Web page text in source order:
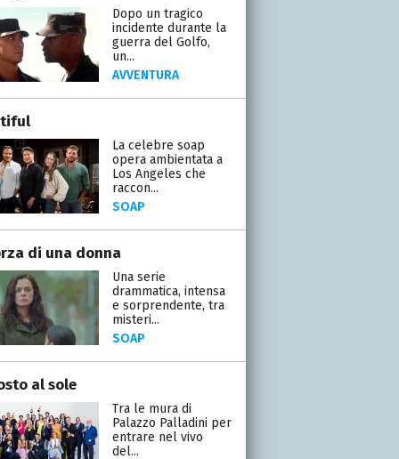
Dopo un tragico
incidente durante la
guerra del Golfo,
un...
AVVENTURA
La celebre soap
opera ambientata a
Los Angeles che
raccon...
SOAP
di una donna
Una serie
drammatica, intensa
e sorprendente, tra
misteri...
SOAP
al sole
Tra le mura di
Palazzo Palladini per
entrare nel vivo
del...